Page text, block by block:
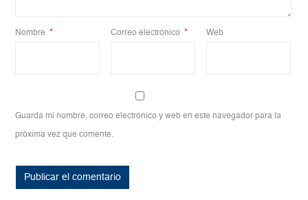
Nombre * Correo electrónico * Web
Guarda mi nombre, correo electrónico y web en este navegador para la
próxima vez que comente.